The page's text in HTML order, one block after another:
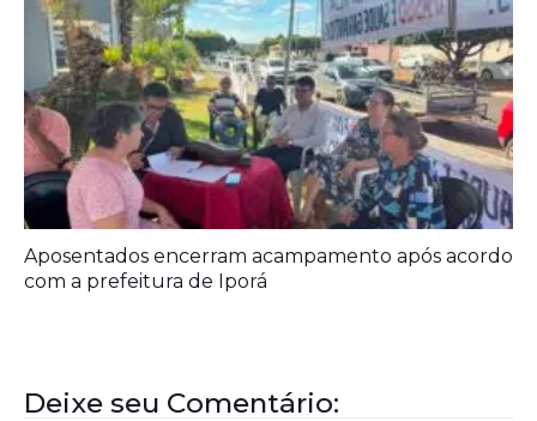
Aposentados encerram acampamento após acordo
com a prefeitura de Iporá
Deixe seu Comentário: